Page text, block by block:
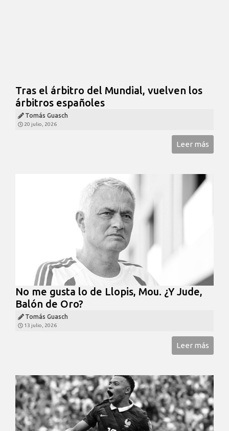
Tras el árbitro del Mundial, vuelven los
árbitros españoles
Tomás Guasch
20 julio, 2026
Leer más
No me gusta lo de Llopis, Mou. ¿Y Jude,
Balón de Oro?
Tomás Guasch
13 julio, 2026
Leer más